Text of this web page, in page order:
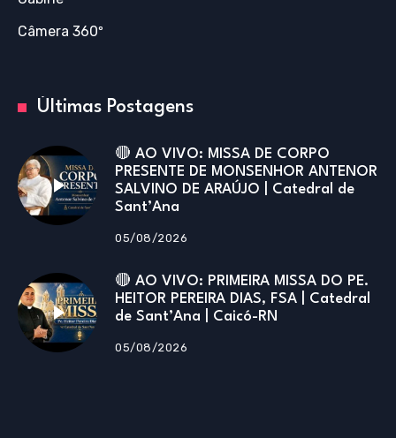
Câmera 360º
Últimas Postagens
🔴 AO VIVO: MISSA DE CORPO
PRESENTE DE MONSENHOR ANTENOR
SALVINO DE ARAÚJO | Catedral de
Sant’Ana
05/08/2026
🔴 AO VIVO: PRIMEIRA MISSA DO PE.
HEITOR PEREIRA DIAS, FSA | Catedral
de Sant’Ana | Caicó-RN
05/08/2026